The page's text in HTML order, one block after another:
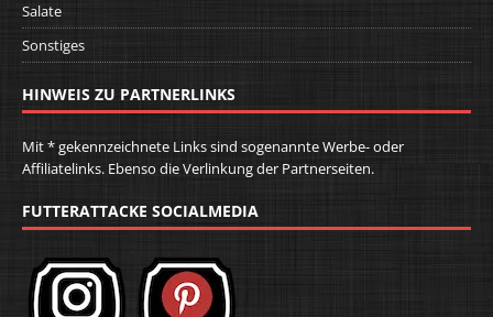
Salate
Sonstiges
HINWEIS ZU PARTNERLINKS
Mit * gekennzeichnete Links sind sogenannte Werbe- oder
Affiliatelinks. Ebenso die Verlinkung der Partnerseiten.
FUTTERATTACKE SOCIALMEDIA